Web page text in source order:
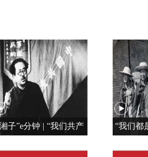
子”e分钟 | “我们共产
“我们都